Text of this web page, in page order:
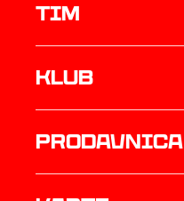
TIM
Klub
prodavnica